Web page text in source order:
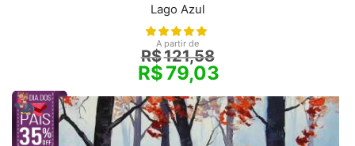
Lago Azul
A partir de
R$121,58
R$79,03